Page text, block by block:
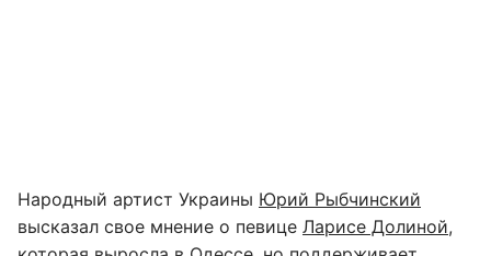
Народный артист Украины Юрий Рыбчинский
высказал свое мнение о певице Ларисе Долиной,